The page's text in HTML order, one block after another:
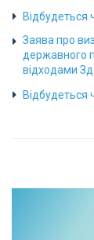
Відбудеться
Заява про
державного
відходами
Відбудеться